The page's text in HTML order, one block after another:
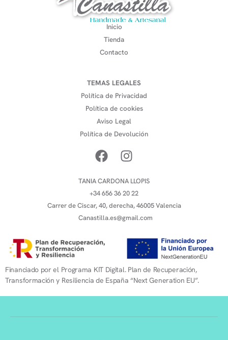
Inicio
Tienda
Contacto
TEMAS LEGALES
Política de Privacidad
Política de cookies
Aviso Legal
Política de Devolución
TANIA CARDONA LLOPIS
+34 656 36 20 22
Carrer de Ciscar, 40, derecha, 46005 Valencia
Canastilla.es@gmail.com
Financiado por el Programa KIT Digital. Plan de Recuperación,
Transformación y Resiliencia de España “Next Generation EU”.